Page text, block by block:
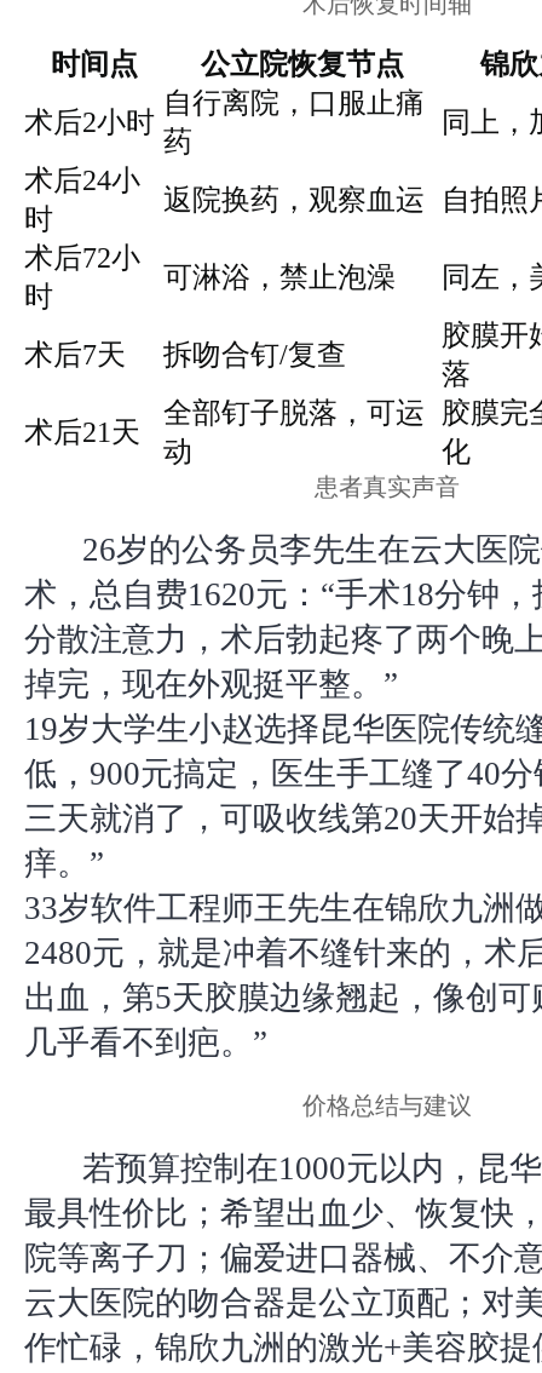
时间点 公立院恢复节点
锦
术后2小时
自行离院，口服止痛
药
同上，
术后24小
时
返院换药，观察血运
自拍照
术后72小
时
可淋浴，禁止泡澡 同左，
术后7天 拆吻合钉/复查
胶膜开
落
术后21天
全部钉子脱落，可运
动
胶膜完
化
患者真实声音
26岁的公务员李先生在云大医
术，总自费1620元：“手术18分钟
分散注意力，术后勃起疼了两个晚
掉完，现在外观挺平整。”
19岁大学生小赵选择昆华医院传统
低，900元搞定，医生手工缝了40
三天就消了，可吸收线第20天开始
痒。”
33岁软件工程师王先生在锦欣九洲
2480元，就是冲着不缝针来的，术
出血，第5天胶膜边缘翘起，像创
几乎看不到疤。”
价格总结与建议
若预算控制在1000元以内，昆
最具性价比；希望出血少、恢复快
院等离子刀；偏爱进口器械、不介
云大医院的吻合器是公立顶配；对
作忙碌，锦欣九洲的激光+美容胶提